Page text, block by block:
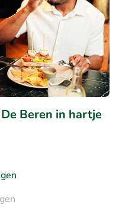
Beren in hartje